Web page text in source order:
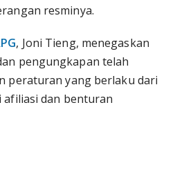
resminya.
, Joni Tieng, menegaskan
pengungkapan telah
peraturan yang berlaku dari
afiliasi dan benturan